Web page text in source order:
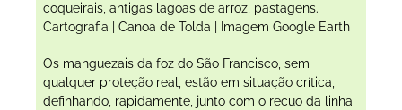
coqueirais, antigas lagoas de arroz, pastagens.
Cartografia | Canoa de Tolda | Imagem Google Earth
Os manguezais da foz do São Francisco, sem
qualquer proteção real, estão em situação crítica,
definhando, rapidamente, junto com o recuo da linha